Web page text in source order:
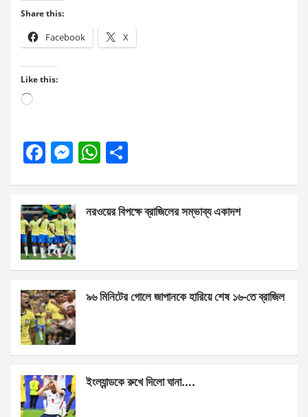
Share this:
Facebook X
Like this:
Loading…
F
b
o
o
k
M
n
g
er
W
s
p
e
নরওয়ের বিপক্ষে ব্রাজিলের সম্ভাব্য একাদশ
৯৬ মিনিটের গোলে জাপানকে হারিয়ে শেষ ১৬-তে ব্রাজিল
ইংল্যান্ডকে রুখে দিলো ঘানা….